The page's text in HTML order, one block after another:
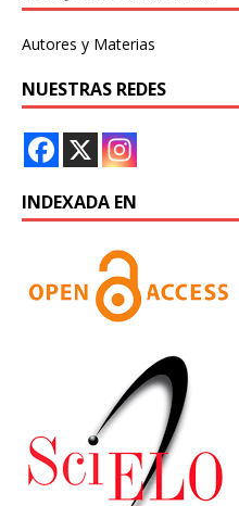
Autores y Materias
NUESTRAS REDES
INDEXADA EN